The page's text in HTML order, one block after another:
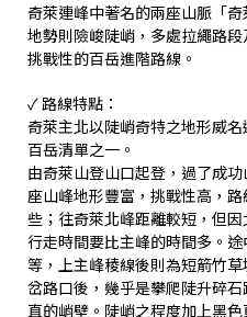
奇萊連峰中著名的兩座山脈「
地勢則險峻陡峭，多處拉繩路
挑戰性的百岳進階路線。
✓ 路線特點：
奇萊主北以陡峭奇特之地形威
百岳清單之一。
由奇萊山登山口起登，過了成
座山峰地形豐富，挑戰性高，
些；往奇萊北峰距離較短，但
行走時間要比主峰的時間多。
等，上主峰稜線後則為短箭竹
岔路口後，幾乎是攀爬陡升碎
直的峭壁。陡峭之程度加上黑